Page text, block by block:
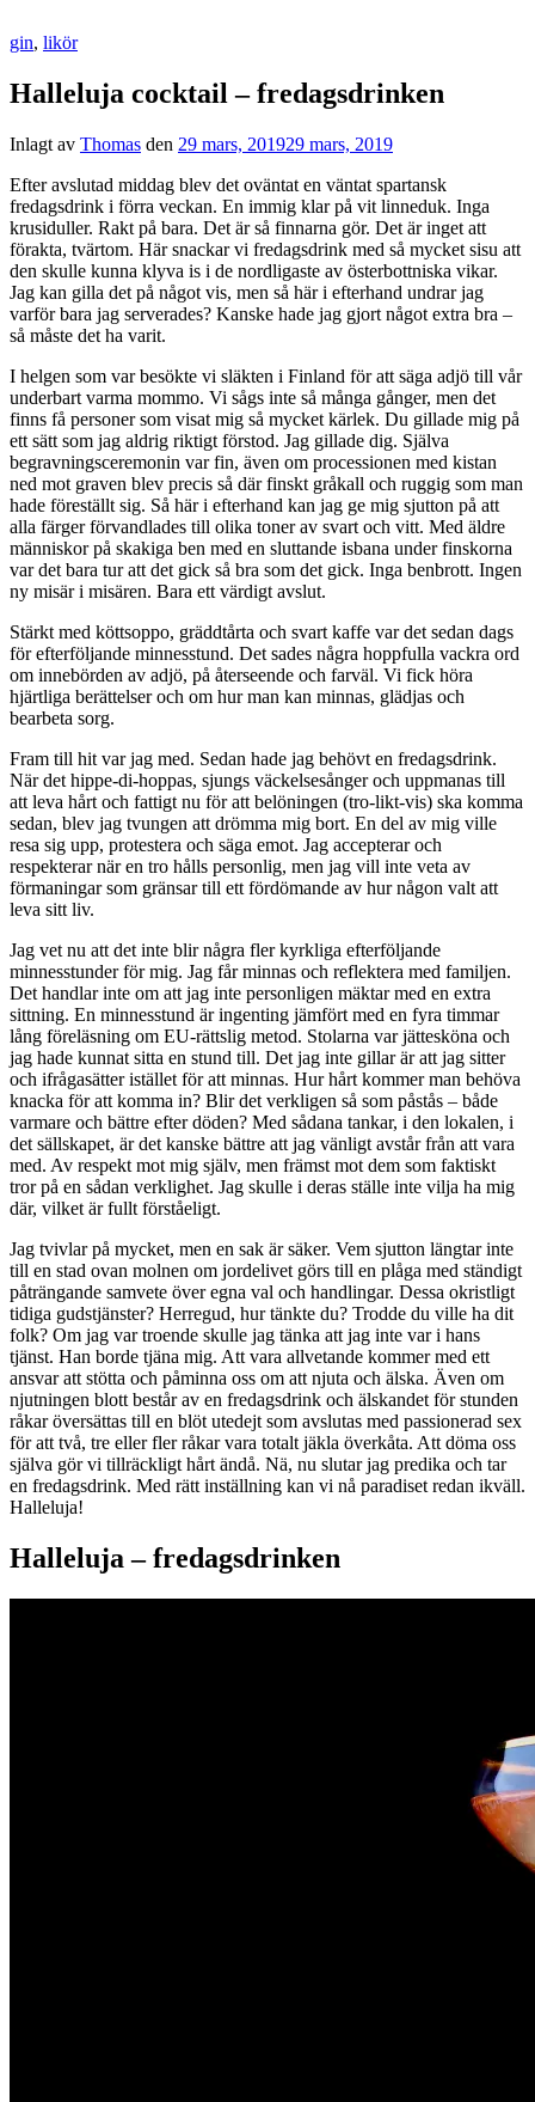
gin, likör
Halleluja cocktail – fredagsdrinken
Inlagt av Thomas den 29 mars, 201929 mars, 2019
Efter avslutad middag blev det oväntat en väntat spartansk
fredagsdrink i förra veckan. En immig klar på vit linneduk. Inga
krusiduller. Rakt på bara. Det är så finnarna gör. Det är inget att
förakta, tvärtom. Här snackar vi fredagsdrink med så mycket sisu att
den skulle kunna klyva is i de nordligaste av österbottniska vikar.
Jag kan gilla det på något vis, men så här i efterhand undrar jag
varför bara jag serverades? Kanske hade jag gjort något extra bra –
så måste det ha varit.
I helgen som var besökte vi släkten i Finland för att säga adjö till vår
underbart varma mommo. Vi sågs inte så många gånger, men det
finns få personer som visat mig så mycket kärlek. Du gillade mig på
ett sätt som jag aldrig riktigt förstod. Jag gillade dig. Själva
begravningsceremonin var fin, även om processionen med kistan
ned mot graven blev precis så där finskt gråkall och ruggig som man
hade föreställt sig. Så här i efterhand kan jag ge mig sjutton på att
alla färger förvandlades till olika toner av svart och vitt. Med äldre
människor på skakiga ben med en sluttande isbana under finskorna
var det bara tur att det gick så bra som det gick. Inga benbrott. Ingen
ny misär i misären. Bara ett värdigt avslut.
Stärkt med köttsoppo, gräddtårta och svart kaffe var det sedan dags
för efterföljande minnesstund. Det sades några hoppfulla vackra ord
om innebörden av adjö, på återseende och farväl. Vi fick höra
hjärtliga berättelser och om hur man kan minnas, glädjas och
bearbeta sorg.
Fram till hit var jag med. Sedan hade jag behövt en fredagsdrink.
När det hippe-di-hoppas, sjungs väckelsesånger och uppmanas till
att leva hårt och fattigt nu för att belöningen (tro-likt-vis) ska komma
sedan, blev jag tvungen att drömma mig bort. En del av mig ville
resa sig upp, protestera och säga emot. Jag accepterar och
respekterar när en tro hålls personlig, men jag vill inte veta av
förmaningar som gränsar till ett fördömande av hur någon valt att
leva sitt liv.
Jag vet nu att det inte blir några fler kyrkliga efterföljande
minnesstunder för mig. Jag får minnas och reflektera med familjen.
Det handlar inte om att jag inte personligen mäktar med en extra
sittning. En minnesstund är ingenting jämfört med en fyra timmar
lång föreläsning om EU-rättslig metod. Stolarna var jättesköna och
jag hade kunnat sitta en stund till. Det jag inte gillar är att jag sitter
och ifrågasätter istället för att minnas. Hur hårt kommer man behöva
knacka för att komma in? Blir det verkligen så som påstås – både
varmare och bättre efter döden? Med sådana tankar, i den lokalen, i
det sällskapet, är det kanske bättre att jag vänligt avstår från att vara
med. Av respekt mot mig själv, men främst mot dem som faktiskt
tror på en sådan verklighet. Jag skulle i deras ställe inte vilja ha mig
där, vilket är fullt förståeligt.
Jag tvivlar på mycket, men en sak är säker. Vem sjutton längtar inte
till en stad ovan molnen om jordelivet görs till en plåga med ständigt
påträngande samvete över egna val och handlingar. Dessa okristligt
tidiga gudstjänster? Herregud, hur tänkte du? Trodde du ville ha dit
folk? Om jag var troende skulle jag tänka att jag inte var i hans
tjänst. Han borde tjäna mig. Att vara allvetande kommer med ett
ansvar att stötta och påminna oss om att njuta och älska. Även om
njutningen blott består av en fredagsdrink och älskandet för stunden
råkar översättas till en blöt utedejt som avslutas med passionerad sex
för att två, tre eller fler råkar vara totalt jäkla överkåta. Att döma oss
själva gör vi tillräckligt hårt ändå. Nä, nu slutar jag predika och tar
en fredagsdrink. Med rätt inställning kan vi nå paradiset redan ikväll.
Halleluja!
Halleluja – fredagsdrinken